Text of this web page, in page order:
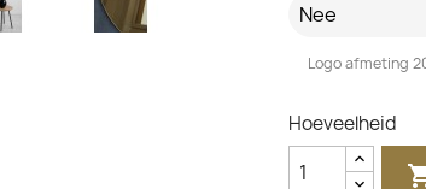
Nee
Logo afmeting
Hoeveelheid